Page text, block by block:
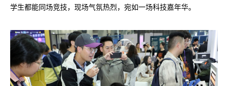
学生都能同场竞技，现场气氛热烈，宛如一场科技嘉年华。